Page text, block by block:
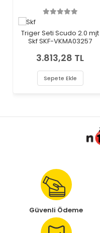
Triger Seti Scudo 2.0 mjt
Skf SKF-VKMA03257
3.813,28 TL
Sepete Ekle
Güvenli Ödeme